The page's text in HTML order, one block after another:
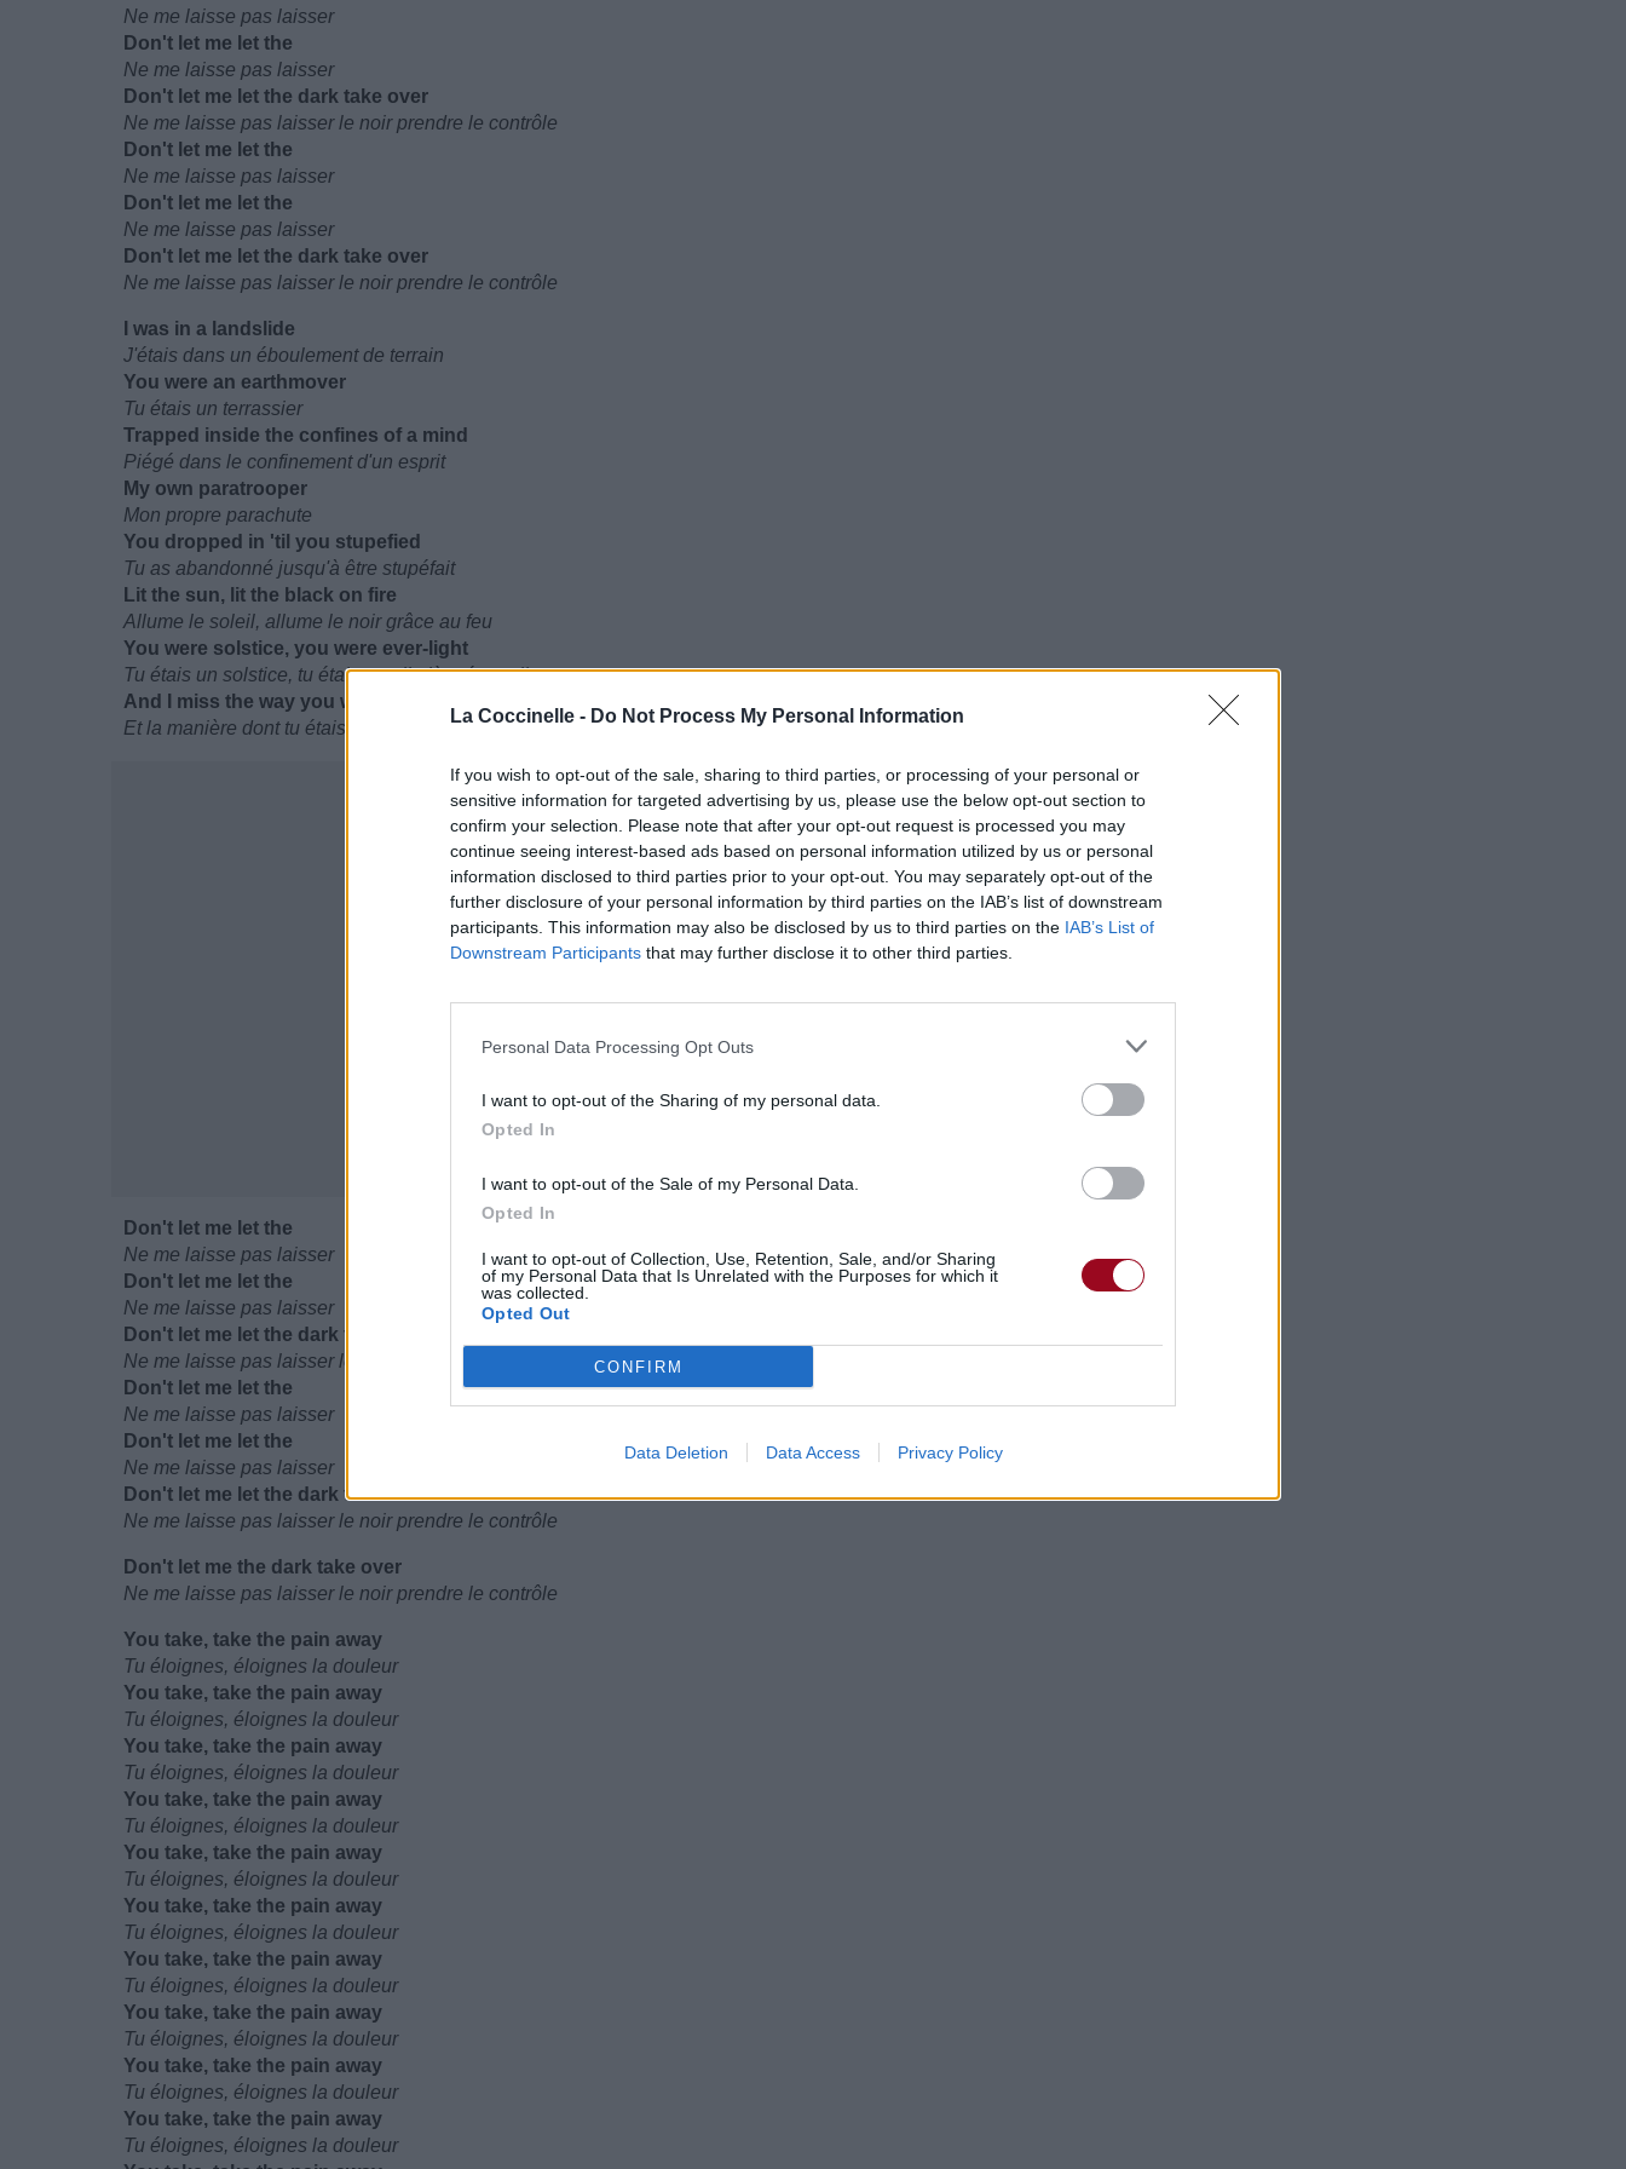
La Coccinelle - Do Not Process My Personal Information
If you wish to opt-out of the sale, sharing to third parties, or processing of your personal or
sensitive information for targeted advertising by us, please use the below opt-out section to
confirm your selection. Please note that after your opt-out request is processed you may
continue seeing interest-based ads based on personal information utilized by us or personal
information disclosed to third parties prior to your opt-out. You may separately opt-out of the
further disclosure of your personal information by third parties on the IAB’s list of downstream
participants. This information may also be disclosed by us to third parties on the IAB’s List of
Downstream Participants that may further disclose it to other third parties.
Personal Data Processing Opt Outs
I want to opt-out of the Sharing of my personal data.
Opted In
I want to opt-out of the Sale of my Personal Data.
Opted In
I want to opt-out of Collection, Use, Retention, Sale, and/or Sharing
of my Personal Data that Is Unrelated with the Purposes for which it
was collected.
Opted Out
CONFIRM
Data Deletion Data Access Privacy Policy
Ne me laisse pas laisser
Don't let me let the
Ne me laisse pas laisser
Don't let me let the dark take over
Ne me laisse pas laisser le noir prendre le contrôle
Don't let me let the
Ne me laisse pas laisser
Don't let me let the
Ne me laisse pas laisser
Don't let me let the dark take over
Ne me laisse pas laisser le noir prendre le contrôle
I was in a landslide
J'étais dans un éboulement de terrain
You were an earthmover
Tu étais un terrassier
Trapped inside the confines of a mind
Piégé dans le confinement d'un esprit
My own paratrooper
Mon propre parachute
You dropped in 'til you stupefied
Tu as abandonné jusqu'à être stupéfait
Lit the sun, lit the black on fire
Allume le soleil, allume le noir grâce au feu
You were solstice, you were ever-light
Tu étais un solstice, tu étais une limière éternelle
And I miss the way you were
Et la manière dont tu étais me manque
Don't let me let the
Ne me laisse pas laisser
Don't let me let the
Ne me laisse pas laisser
Don't let me let the dark take over
Ne me laisse pas laisser le noir prendre le contrôle
Don't let me let the
Ne me laisse pas laisser
Don't let me let the
Ne me laisse pas laisser
Don't let me let the dark take over
Ne me laisse pas laisser le noir prendre le contrôle
Don't let me the dark take over
Ne me laisse pas laisser le noir prendre le contrôle
You take, take the pain away
Tu éloignes, éloignes la douleur
You take, take the pain away
Tu éloignes, éloignes la douleur
You take, take the pain away
Tu éloignes, éloignes la douleur
You take, take the pain away
Tu éloignes, éloignes la douleur
You take, take the pain away
Tu éloignes, éloignes la douleur
You take, take the pain away
Tu éloignes, éloignes la douleur
You take, take the pain away
Tu éloignes, éloignes la douleur
You take, take the pain away
Tu éloignes, éloignes la douleur
You take, take the pain away
Tu éloignes, éloignes la douleur
You take, take the pain away
Tu éloignes, éloignes la douleur